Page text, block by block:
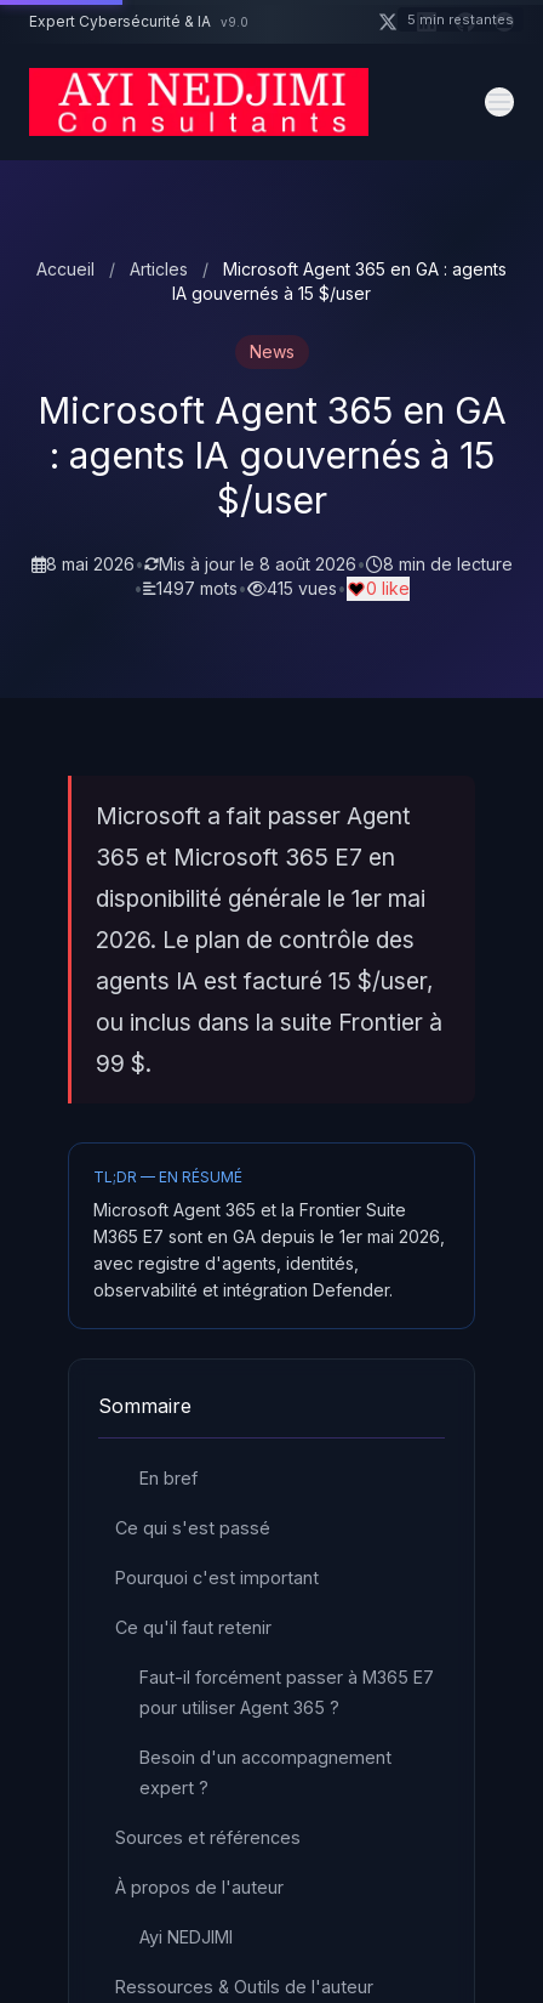
Aller au contenu principal
Expert Cybersécurité & IA v9.0
Accueil / Articles /
Microsoft Agent 365 en GA : agents
IA gouvernés à 15 $/user
News
Microsoft Agent 365 en GA
: agents IA gouvernés à 15
$/user
8 mai 2026• Mis à jour le 8 août 2026•
8 min de lecture
•
1497 mots• 415 vues• 0 like
Microsoft a fait passer Agent
365 et Microsoft 365 E7 en
disponibilité générale le 1er mai
2026. Le plan de contrôle des
agents IA est facturé 15 $/user,
ou inclus dans la suite Frontier à
99 $.
TL;DR — EN RÉSUMÉ
Microsoft Agent 365 et la Frontier Suite
M365 E7 sont en GA depuis le 1er mai 2026,
avec registre d'agents, identités,
observabilité et intégration Defender.
Sommaire
En bref
Ce qui s'est passé
Pourquoi c'est important
Ce qu'il faut retenir
Faut-il forcément passer à M365 E7
pour utiliser Agent 365 ?
Besoin d'un accompagnement
expert ?
Sources et références
À propos de l'auteur
Ayi NEDJIMI
Ressources & Outils de l'auteur
Un projet cybersécurité ? 5 min restantes